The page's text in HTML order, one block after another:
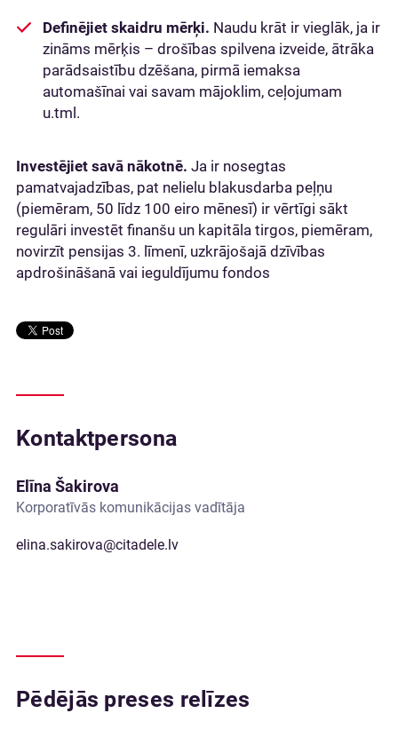
Definējiet skaidru mērķi. Naudu krāt ir vieglāk, ja ir
zināms mērķis – drošības spilvena izveide, ātrāka
parādsaistību dzēšana, pirmā iemaksa
automašīnai vai savam mājoklim, ceļojumam
u.tml.
Investējiet savā nākotnē. Ja ir nosegtas
pamatvajadzības, pat nelielu blakusdarba peļņu
(piemēram, 50 līdz 100 eiro mēnesī) ir vērtīgi sākt
regulāri investēt finanšu un kapitāla tirgos, piemēram,
novirzīt pensijas 3. līmenī, uzkrājošajā dzīvības
apdrošināšanā vai ieguldījumu fondos
Kontaktpersona
Elīna Šakirova
Korporatīvās komunikācijas vadītāja
elina.sakirova@citadele.lv
Pēdējās preses relīzes